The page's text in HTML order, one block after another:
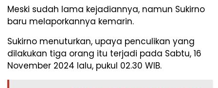
Meski sudah lama kejadiannya, namun Sukirno
baru melaporkannya kemarin.
Sukirno menuturkan, upaya penculikan yang
dilakukan tiga orang itu terjadi pada Sabtu, 16
November 2024 lalu, pukul 02.30 WIB.